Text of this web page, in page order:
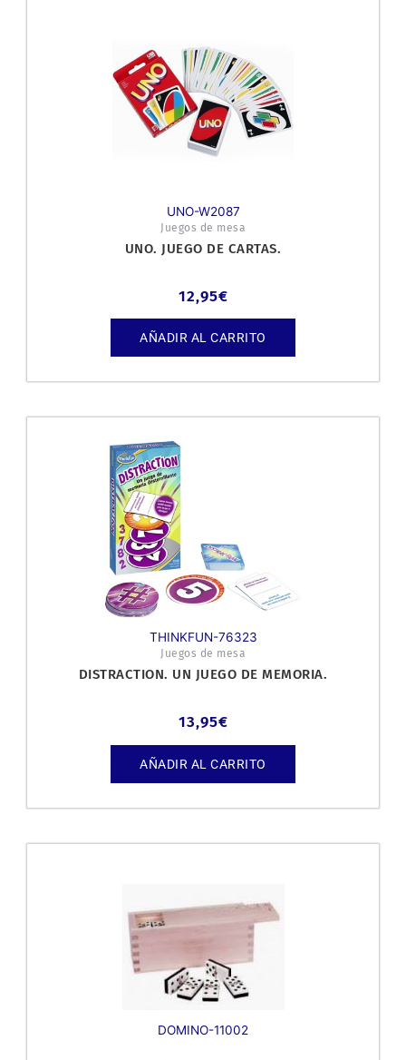
UNO-W2087
Juegos de mesa
UNO. JUEGO DE CARTAS.
12,95€
AÑADIR AL CARRITO
THINKFUN-76323
Juegos de mesa
DISTRACTION. UN JUEGO DE MEMORIA.
13,95€
AÑADIR AL CARRITO
DOMINO-11002